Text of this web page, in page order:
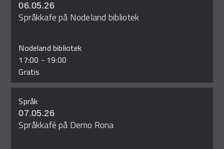
06.05.26
Språkkafe på Nodeland bibliotek
Nodeland bibliotek
17:00 - 19:00
Gratis
Språk
07.05.26
Språkkafé på Demo Rona